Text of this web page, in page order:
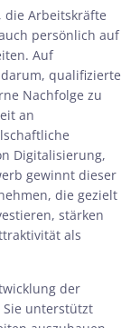
die Arbeitskräfte
persönlich auf
Auf
qualifizierte
Nachfolge zu
an
Digitalisierung,
gewinnt dieser
die gezielt
stärken
als
der
unterstützt